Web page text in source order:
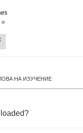
НА ИЗУЧЕНИЕ
loaded?